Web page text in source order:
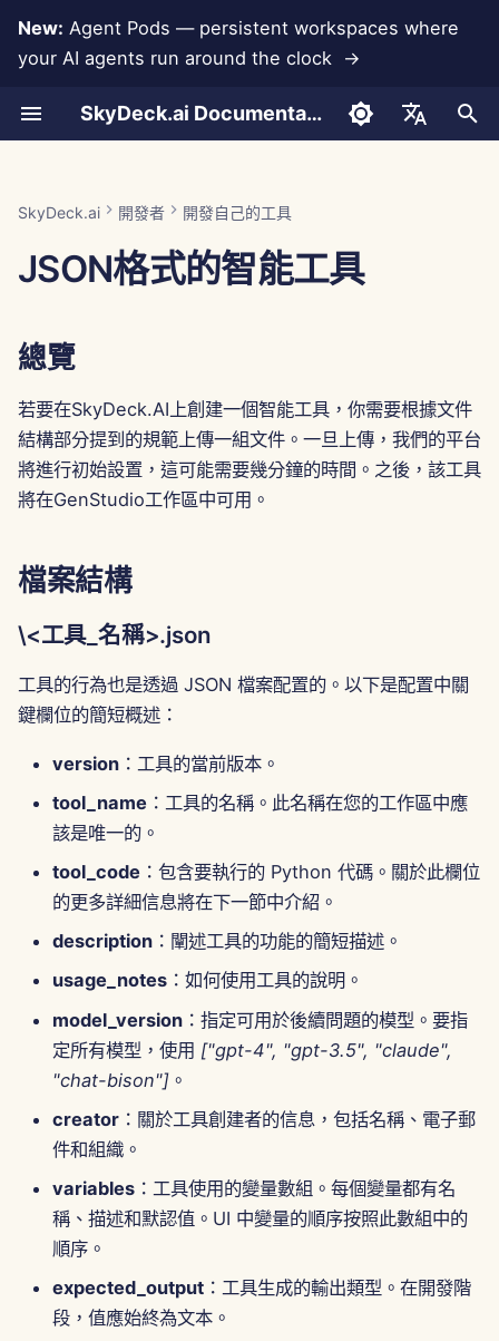
New: Agent Pods — persistent workspaces where
your AI agents run around the clock →
SkyDeck.ai Documentation
Deutsch
Italiano
日本語
正
在
搜
引
文件上傳
共享與協作
公共快照
網頁瀏覽
Pods
SQL 助手
法律協議審查
圖像生成器
數據安全
Deploy Agents to Your
設置指南 設置整合
設置安全性
管理成員
計費
購買信用
計劃與升級
數據庫整合
Gemini Integration
Mistral 整合
OpenAI 整合
xAI Integration
應用程式整合 Slack 整合
MCP Servers
檔案結構
\<工具_名稱>.json
工具示例
使用 DALL-E 2 生成圖像
Python 腳本 (這將是
image_generation.json
image_generation.json
利用 Open-Meteo API 的
Python 腳本（將位於
weather_reporter.json
內的欄位）：
weather_reporter.json
隱私政策
Cookie 通知
Jan 23rd, 2026
Jan 16th, 2026
Jan 2nd, 2026
Dec 26th, 2025
Dec 19th, 2025
Dec 5th, 2025
Nov 28th, 2025
Nov 21st, 2025
Nov 14th, 2025
2025年10月31日
2025年9月5日
2025年8月29日
2025年8月22日
2025年8月15日
2025年8月8日
2025年8月1日
2025年7月25日
2025年7月18日
2025年7月11日
漏洞獎勵計劃
SkyDeck.ai LLM 準備文檔
SkyDeck.ai 開發者 開發自己的工具
JSON格式的智能工具
總覽
若要在SkyDeck.AI上創建一個智能工具，你需要根據文件
結構部分提到的規範上傳一組文件。一旦上傳，我們的平台
將進行初始設置，這可能需要幾分鐘的時間。之後，該工具
將在GenStudio工作區中可用。
檔案結構
\<工具_名稱>.json
工具的行為也是透過 JSON 檔案配置的。以下是配置中關
鍵欄位的簡短概述：
version：工具的當前版本。
tool_name：工具的名稱。此名稱在您的工作區中應
該是唯一的。
tool_code：包含要執行的 Python 代碼。關於此欄位
的更多詳細信息將在下一節中介紹。
description：闡述工具的功能的簡短描述。
usage_notes：如何使用工具的說明。
model_version：指定可用於後續問題的模型。要指
定所有模型，使用 ["gpt-4", "gpt-3.5", "claude",
"chat-bison"]。
creator：關於工具創建者的信息，包括名稱、電子郵
件和組織。
variables：工具使用的變量數組。每個變量都有名
稱、描述和默認值。UI 中變量的順序按照此數組中的
順序。
expected_output：工具生成的輸出類型。在開發階
段，值應始終為文本。